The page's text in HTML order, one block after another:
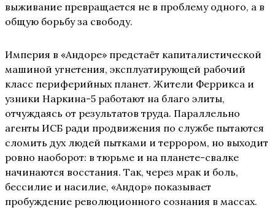
выживание превращается не в проблему одного, а в
общую борьбу за свободу.
Империя в «Андоре» предстаёт капиталистической
машиной угнетения, эксплуатирующей рабочий
класс периферийных планет. Жители Феррикса и
узники Наркина-5 работают на благо элиты,
отчуждаясь от результатов труда. Параллельно
агенты ИСБ ради продвижения по службе пытаются
сломить дух людей пытками и террором, но выходит
ровно наоборот: в тюрьме и на планете-свалке
начинаются восстания. Так, через мрак и боль,
бессилие и насилие, «Андор» показывает
пробуждение революционного сознания в массах.